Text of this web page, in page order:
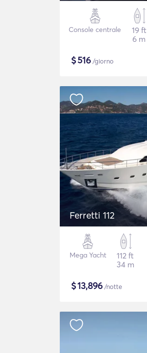
Console centrale
19 ft
6 m
$516/giorno
Ferretti 112
Mega Yacht
112 ft
34 m
$13,896/notte